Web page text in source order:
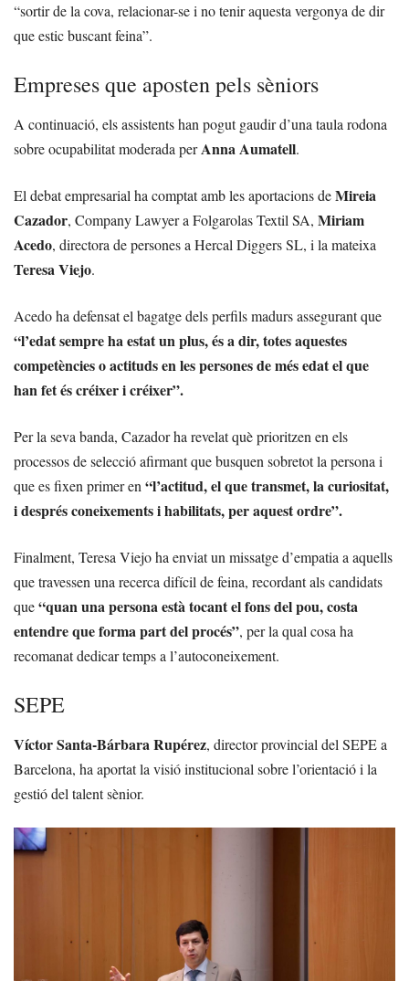
“sortir de la cova, relacionar-se i no tenir aquesta vergonya de dir
que estic buscant feina”.
Empreses que aposten pels sèniors
A continuació, els assistents han pogut gaudir d’una taula rodona
sobre ocupabilitat moderada perAnna Aumatell.
El debat empresarial ha comptat amb les aportacions deMireia
Cazador, Company Lawyer a Folgarolas Textil SA, Miriam
Acedo, directora de persones a Hercal Diggers SL, i la mateixa
Teresa Viejo.
Acedo ha defensat el bagatge dels perfils madurs assegurant que
“l’edat sempre ha estat un plus, és a dir, totes aquestes
competències o actituds en les persones de més edat el que
han fet és créixer i créixer”.
Per la seva banda, Cazador ha revelat què prioritzen en els
processos de selecció afirmant que busquen sobretot la persona i
que es fixen primer en“l’actitud, el que transmet, la curiositat,
i després coneixements i habilitats, per aquest ordre”.
Finalment, Teresa Viejo ha enviat un missatge d’empatia a aquells
que travessen una recerca difícil de feina, recordant als candidats
que“quan una persona està tocant el fons del pou, costa
entendre que forma part del procés”, per la qual cosa ha
recomanat dedicar temps a l’autoconeixement.
SEPE
Víctor Santa-Bárbara Rupérez, director provincial del SEPE a
Barcelona, ha aportat la visió institucional sobre l’orientació i la
gestió del talent sènior.